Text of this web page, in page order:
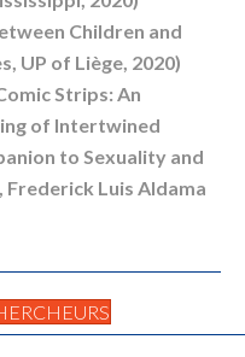
Children and
UP of Liège, 2020)
Strips: An
of Intertwined
to Sexuality and
Frederick Luis Aldama